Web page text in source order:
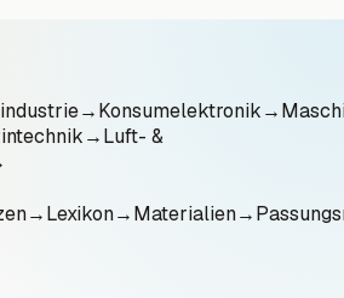
→Konsumelektronik→
→Luft- &
→Lexikon→Materialien→